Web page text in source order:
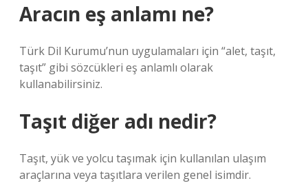
Aracın eş anlamı ne?
Türk Dil Kurumu’nun uygulamaları için “alet, taşıt,
taşıt” gibi sözcükleri eş anlamlı olarak
kullanabilirsiniz.
Taşıt diğer adı nedir?
Taşıt, yük ve yolcu taşımak için kullanılan ulaşım
araçlarına veya taşıtlara verilen genel isimdir.